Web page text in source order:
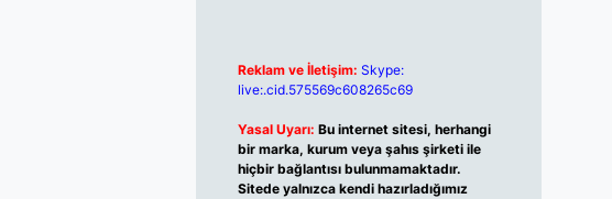
Reklam ve İletişim: Skype:
live:.cid.575569c608265c69
Yasal Uyarı: Bu internet sitesi, herhangi
bir marka, kurum veya şahıs şirketi ile
hiçbir bağlantısı bulunmamaktadır.
Sitede yalnızca kendi hazırladığımız